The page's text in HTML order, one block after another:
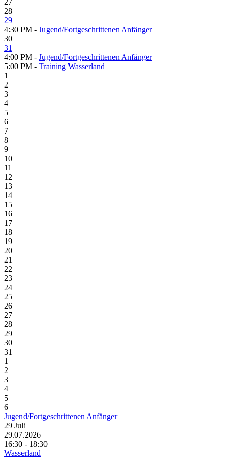
28
29
4:30 PM - Jugend/Fortgeschrittenen Anfänger
30
31
4:00 PM - Jugend/Fortgeschrittenen Anfänger
5:00 PM - Training Wasserland
1
2
3
4
5
6
7
8
9
10
11
12
13
14
15
16
17
18
19
20
21
22
23
24
25
26
27
28
29
30
31
1
2
3
4
5
6
Jugend/Fortgeschrittenen Anfänger
29 Juli
29.07.2026
16:30 - 18:30
Wasserland